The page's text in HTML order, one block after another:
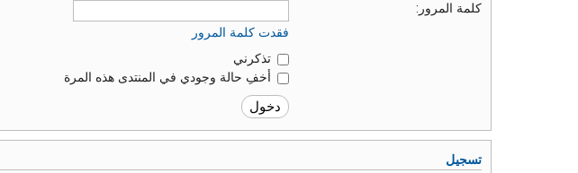
كلمة المرور:
فقدت كلمة المرور
تذكرني
أخفِ حالة وجودي في المنتدى هذه المرة
تسجيل